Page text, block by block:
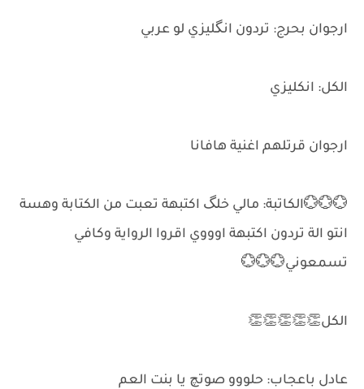
ارجوان بحرج: تردون انگليزي لو عربي
الكل: انكليزي
ارجوان قرتلهم اغنية هافانا
💮💮💮الكاتبة: مالي خلگ اكتبهة تعبت من الكتابة وهسة
انتو الة تردون اكتبهة اوووي اقروا الرواية وكافي
تسمعوني💮💮💮
الكل👏👏👏👏👏
عادل باعجاب: حلووو صوتچ يا بنت العم